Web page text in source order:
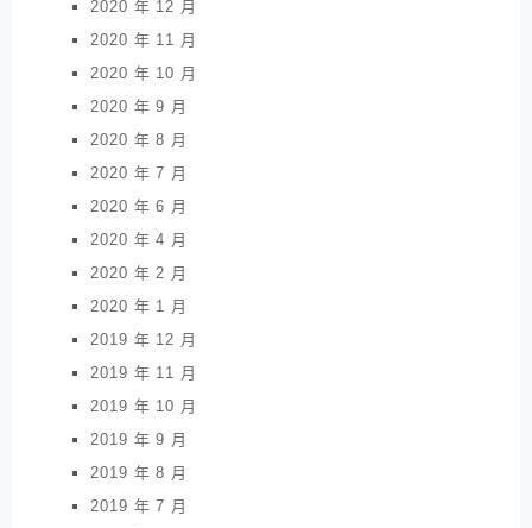
2020 年 12 月
2020 年 11 月
2020 年 10 月
2020 年 9 月
2020 年 8 月
2020 年 7 月
2020 年 6 月
2020 年 4 月
2020 年 2 月
2020 年 1 月
2019 年 12 月
2019 年 11 月
2019 年 10 月
2019 年 9 月
2019 年 8 月
2019 年 7 月